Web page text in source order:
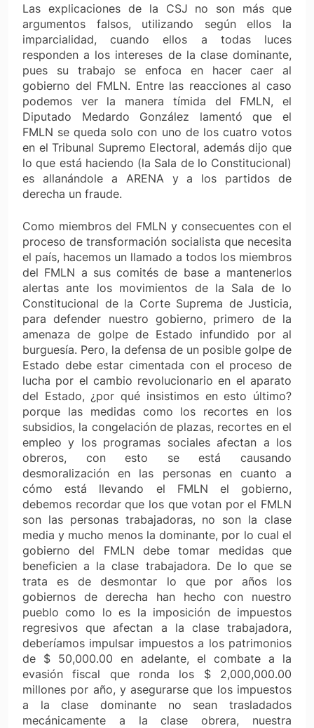
Las explicaciones de la CSJ no son más que
argumentos falsos, utilizando según ellos la
imparcialidad, cuando ellos a todas luces
responden a los intereses de la clase dominante,
pues su trabajo se enfoca en hacer caer al
gobierno del FMLN. Entre las reacciones al caso
podemos ver la manera tímida del FMLN, el
Diputado Medardo González lamentó que el
FMLN se queda solo con uno de los cuatro votos
en el Tribunal Supremo Electoral, además dijo que
lo que está haciendo (la Sala de lo Constitucional)
es allanándole a ARENA y a los partidos de
derecha un fraude.
Como miembros del FMLN y consecuentes con el
proceso de transformación socialista que necesita
el país, hacemos un llamado a todos los miembros
del FMLN a sus comités de base a mantenerlos
alertas ante los movimientos de la Sala de lo
Constitucional de la Corte Suprema de Justicia,
para defender nuestro gobierno, primero de la
amenaza de golpe de Estado infundido por al
burguesía. Pero, la defensa de un posible golpe de
Estado debe estar cimentada con el proceso de
lucha por el cambio revolucionario en el aparato
del Estado, ¿por qué insistimos en esto último?
porque las medidas como los recortes en los
subsidios, la congelación de plazas, recortes en el
empleo y los programas sociales afectan a los
obreros, con esto se está causando
desmoralización en las personas en cuanto a
cómo está llevando el FMLN el gobierno,
debemos recordar que los que votan por el FMLN
son las personas trabajadoras, no son la clase
media y mucho menos la dominante, por lo cual el
gobierno del FMLN debe tomar medidas que
beneficien a la clase trabajadora. De lo que se
trata es de desmontar lo que por años los
gobiernos de derecha han hecho con nuestro
pueblo como lo es la imposición de impuestos
regresivos que afectan a la clase trabajadora,
deberíamos impulsar impuestos a los patrimonios
de $ 50,000.00 en adelante, el combate a la
evasión fiscal que ronda los $ 2,000,000.00
millones por año, y asegurarse que los impuestos
a la clase dominante no sean trasladados
mecánicamente a la clase obrera, nuestra